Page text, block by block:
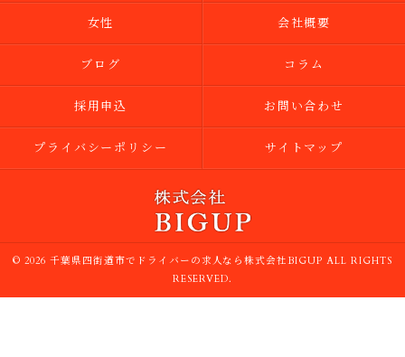
女性 会社概要
ブログ コラム
採用申込 お問い合わせ
プライバシーポリシー サイトマップ
© 2026 千葉県四街道市でドライバーの求人なら株式会社BIGUP ALL RIGHTS
RESERVED.